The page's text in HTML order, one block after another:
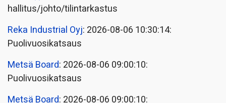
hallitus/johto/tilintarkastus
Reka Industrial Oyj: 2026-08-06 10:30:14:
Puolivuosikatsaus
Metsä Board: 2026-08-06 09:00:10:
Puolivuosikatsaus
Metsä Board: 2026-08-06 09:00:10: